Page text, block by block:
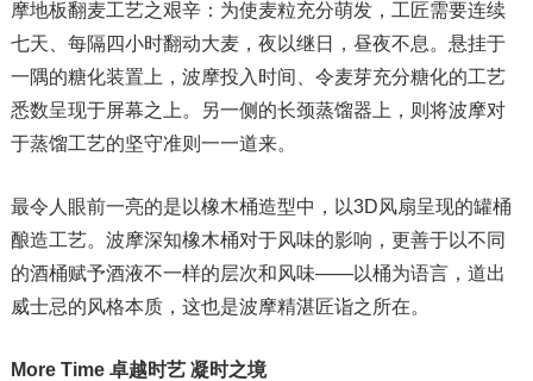
摩地板翻麦工艺之艰辛：为使麦粒充分萌发，工匠需要连续
七天、每隔四小时翻动大麦，夜以继日，昼夜不息。悬挂于
一隅的糖化装置上，波摩投入时间、令麦芽充分糖化的工艺
悉数呈现于屏幕之上。另一侧的长颈蒸馏器上，则将波摩对
于蒸馏工艺的坚守准则一一道来。
最令人眼前一亮的是以橡木桶造型中，以3D风扇呈现的罐桶
酿造工艺。波摩深知橡木桶对于风味的影响，更善于以不同
的酒桶赋予酒液不一样的层次和风味——以桶为语言，道出
威士忌的风格本质，这也是波摩精湛匠诣之所在。
More Time卓越时艺 凝时之境